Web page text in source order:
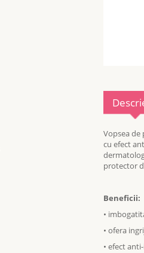
Vopsea de
cu efect
protector
Beneficii:
•
• ofera
• efect